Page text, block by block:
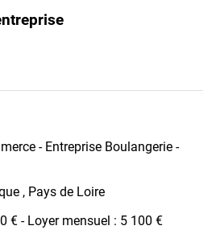
- Entreprise Boulangerie -
, Pays de Loire
€ - Loyer mensuel : 5 100 €